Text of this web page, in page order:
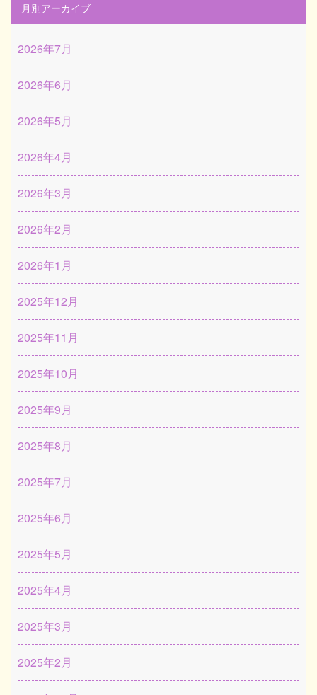
月別アーカイブ
2026年7月
2026年6月
2026年5月
2026年4月
2026年3月
2026年2月
2026年1月
2025年12月
2025年11月
2025年10月
2025年9月
2025年8月
2025年7月
2025年6月
2025年5月
2025年4月
2025年3月
2025年2月